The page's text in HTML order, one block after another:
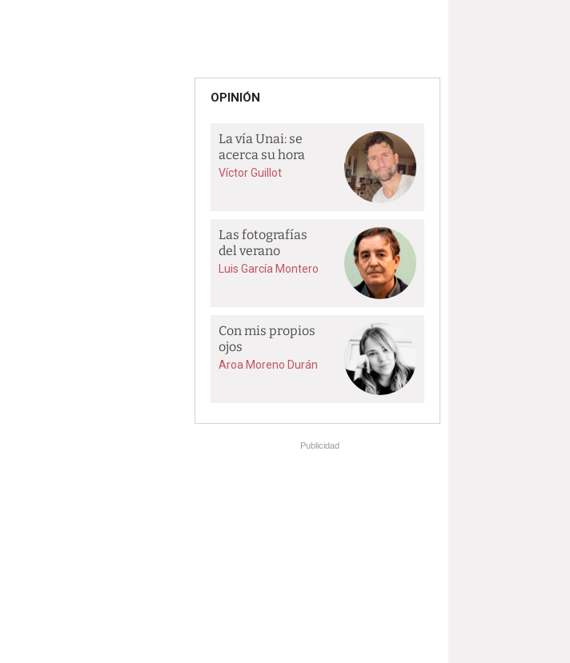
OPINIÓN
La vía Unai: se
acerca su hora
Víctor Guillot
Las fotografías
del verano
Luis García Montero
Con mis propios
ojos
Aroa Moreno Durán
Publicidad